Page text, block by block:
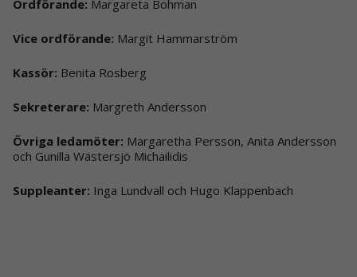
Ordförande: Margareta Bohman
Vice ordförande: Margit Hammarström
Kassör: Benita Rosberg
Sekreterare: Margreth Andersson
Övriga ledamöter: Margaretha Persson, Anita Andersson
och Gunilla Wästersjö Michailidis
Suppleanter: Inga Lundvall och Hugo Klappenbach